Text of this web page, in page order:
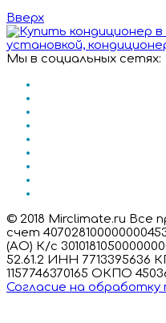
Вверх
Мы в социальных сетях:
© 2018 Mirclimate.ru Все
счет
(АО) К/с
52.61.2 ИНН 7713395636
1157746370165 ОКПО
Согласие на обработку